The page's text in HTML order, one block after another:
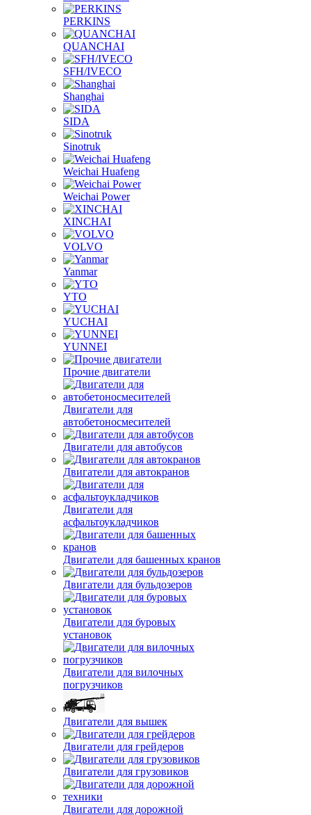
Mercedes benz
PERKINS
QUANCHAI
SFH/IVECO
Shanghai
SIDA
Sinotruk
Weichai Huafeng
Weichai Power
XINCHAI
VOLVO
Yanmar
YTO
YUCHAI
YUNNEI
Прочие двигатели
Двигатели для
автобетоносмесителей
Двигатели для автобусов
Двигатели для автокранов
Двигатели для
асфальтоукладчиков
Двигатели для башенных кранов
Двигатели для бульдозеров
Двигатели для буровых
установок
Двигатели для вилочных
погрузчиков
Двигатели для вышек
Двигатели для грейдеров
Двигатели для грузовиков